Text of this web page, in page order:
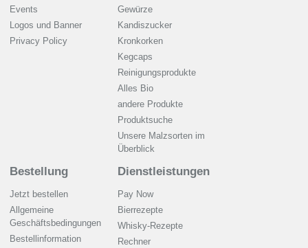
Events
Logos und Banner
Privacy Policy
Gewürze
Kandiszucker
Kronkorken
Kegcaps
Reinigungsprodukte
Alles Bio
andere Produkte
Produktsuche
Unsere Malzsorten im
Überblick
Bestellung
Jetzt bestellen
Allgemeine
Geschäftsbedingungen
Bestellinformation
Dienstleistungen
Pay Now
Bierrezepte
Whisky-Rezepte
Rechner